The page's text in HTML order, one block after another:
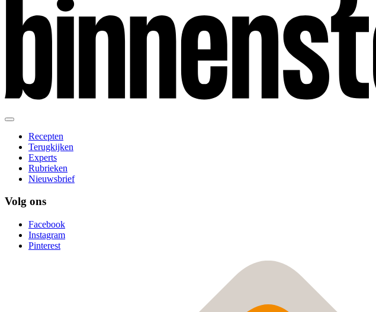
Recepten
Terugkijken
Experts
Rubrieken
Nieuwsbrief
Volg ons
Facebook
Instagram
Pinterest